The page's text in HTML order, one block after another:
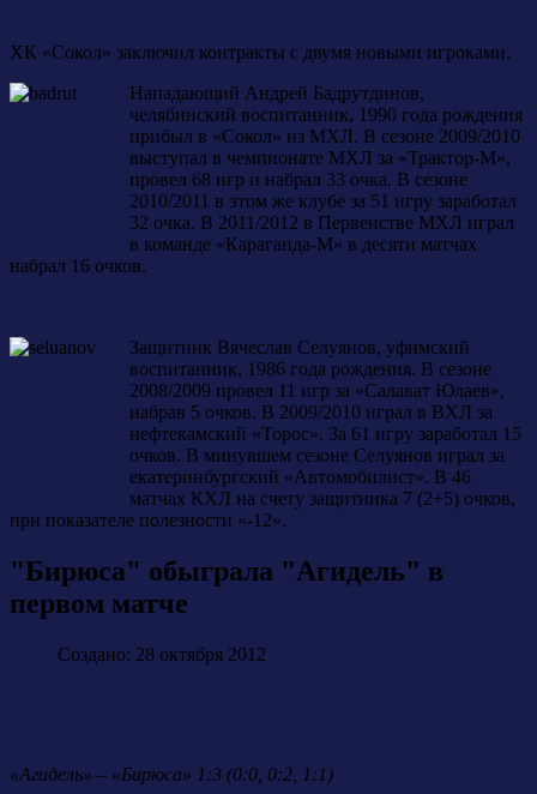
ХК «Сокол» заключил контракты с двумя новыми игроками.
Нападающий Андрей Бадрутдинов,
челябинский воспитанник, 1990 года рождения
прибыл в «Сокол» из МХЛ. В сезоне 2009/2010
выступал в чемпионате МХЛ за «Трактор-М»,
провел 68 игр и набрал 33 очка. В сезоне
2010/2011 в этом же клубе за 51 игру заработал
32 очка. В 2011/2012 в Первенстве МХЛ играл
в команде «Караганда-М» в десяти матчах
набрал 16 очков.
Защитник Вячеслав Селуянов, уфимский
воспитанник, 1986 года рождения. В сезоне
2008/2009 провел 11 игр за «Салават Юлаев»,
набрав 5 очков. В 2009/2010 играл в ВХЛ за
нефтекамский «Торос». За 61 игру заработал 15
очков. В минувшем сезоне Селуянов играл за
екатеринбургский «Автомобилист». В 46
матчах КХЛ на счету защитника 7 (2+5) очков,
при показателе полезности «-12».
"Бирюса" обыграла "Агидель" в
первом матче
Создано: 28 октября 2012
«Агидель» – «Бирюса» 1:3 (0:0, 0:2, 1:1)